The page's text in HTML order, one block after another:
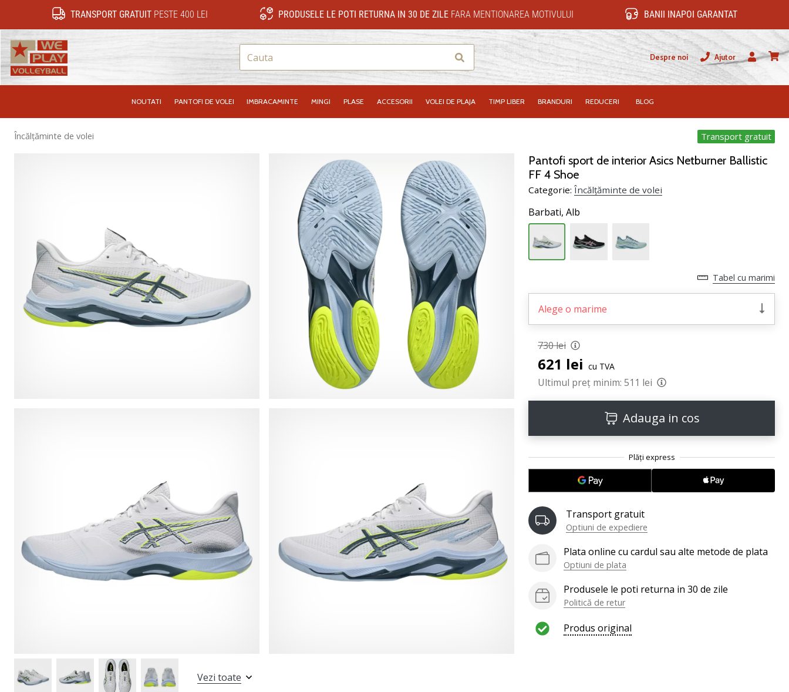
TRANSPORT GRATUITPESTE 400 LEI PRODUSELE LE POTI RETURNA IN 30 DE ZILEFARA MENTIONAREA MOTIVULUI BANII INAPOI GARANTAT
Cauta Despre noi
Ajutor
Utilizator
NOUTATI PANTOFI DE VOLEI IMBRACAMINTE MINGI PLASE ACCESORII VOLEI DE PLAJA TIMP LIBER BRANDURI REDUCERI BLOG
Încălțăminte de volei Transport gratuit
Pantofi sport de interior Asics Netburner Ballistic
FF 4 Shoe
Categorie: Încălțăminte de volei
Barbati, Alb
Tabel cu marimi
Alege o marime
730 lei
621 lei cu TVA
Ultimul preț minim: 511 lei
Adauga in cos
Transport gratuit
Optiuni de expediere
Plata online cu cardul sau alte metode de plata
Optiuni de plata
Produsele le poti returna in 30 de zile
Politică de retur
Produs original
Vezi toate